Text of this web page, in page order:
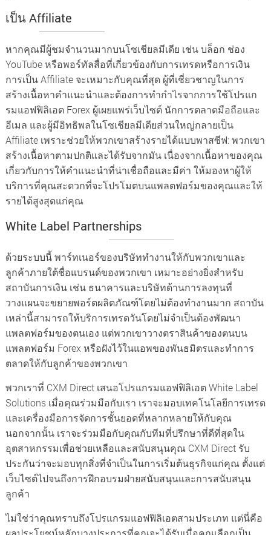
เป็น Affiliate
หากคุณมีผู้ชมจำนวนมากบนโซเชียลมีเดีย เช่น บล็อก ช่อง
YouTube หรือพอร์ทัลสื่อที่เกี่ยวข้องกับการเทรดหรือการเงิน
การเป็น Affiliate จะเหมาะกับคุณที่สุด ผู้ที่เชี่ยวชาญในการ
สร้างเนื้อหาคำแนะนำและต้องการทำกำไรจากการใช้โปรแก
รมแอฟฟิลิเอต Forex ผู้เผยแพร่เว็บไซต์ นักการตลาดมือถือและ
อีเมล และผู้มีอิทธิพลในโซเชียลมีเดียส่วนใหญ่กลายเป็น
Affiliate เพราะช่วยให้พวกเขาสร้างรายได้แบบพาสซีฟ: พวกเขา
สร้างเนื้อหาตามปกติและได้รับจากมัน เนื่องจากเนื้อหาของคุณ
เกี่ยวกับการให้คำแนะนำที่น่าเชื่อถือและมีค่า ให้มองหาผู้ให้
บริการที่คุณสะดวกที่จะโปรโมตบนแพลตฟอร์มของคุณและให้
รายได้สูงสุดแก่คุณ
White Label Partnerships
ด้วยระบบนี้ พาร์ทเนอร์ของบริษัททำงานให้กับพวกเขาและ
ลูกค้าภายใต้ชื่อแบรนด์ของพวกเขา เหมาะอย่างยิ่งสำหรับ
สถาบันการเงิน เช่น ธนาคารและบริษัทด้านการลงทุนที่
วางแผนจะขยายพอร์ตผลิตภัณฑ์โดยไม่ต้องทำงานมาก สถาบัน
เหล่านี้สามารถให้บริการเทรดวันโดยไม่จำเป็นต้องพัฒนา
แพลตฟอร์มของตนเอง แต่พวกเขาวางตราสินค้าของตนบน
แพลตฟอร์ม Forex หรือฝังไว้ในแอพของพันธมิตรและทำการ
ตลาดให้กับลูกค้าของพวกเขา
พวกเราที่ CXM Direct เสนอโปรแกรมแอฟฟิลิเอต White Label
Solutions เมื่อคุณร่วมมือกับเรา เราจะมอบเทคโนโลยีการเทรด
และเครื่องมือการจัดการชั้นยอดที่หลากหลายให้กับคุณ
นอกจากนั้น เราจะร่วมมือกับคุณกับทีมที่ปรึกษาที่ดีที่สุดใน
อุตสาหกรรมเพื่อช่วยเหลือและสนับสนุนคุณ CXM Direct รับ
ประกันว่าจะมอบทุกสิ่งที่จำเป็นในการเริ่มต้นธุรกิจแก่คุณ ตั้งแต่
เว็บไซต์ไปจนถึงการฝึกอบรมฝ่ายสนับสนุนและการสนับสนุน
ลูกค้า
ไม่ใช่ว่าคุณทราบถึงโปรแกรมแอฟฟิลิเอตสามประเภท แต่นี่คือ